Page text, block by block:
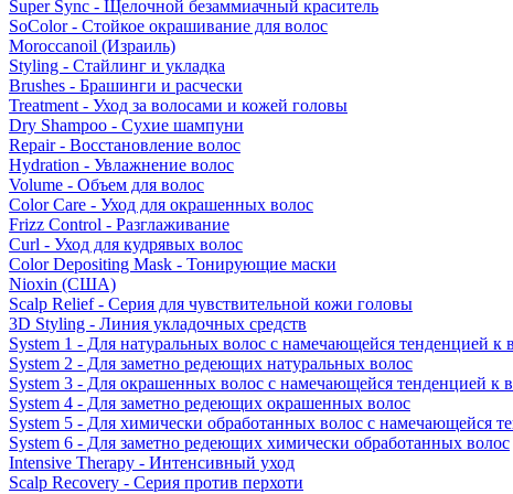
Super Sync - Щелочной безаммиачный краситель
SoColor - Стойкое окрашивание для волос
Moroccanoil (Израиль)
Styling - Стайлинг и укладка
Brushes - Брашинги и расчески
Treatment - Уход за волосами и кожей головы
Dry Shampoo - Сухие шампуни
Repair - Восстановление волос
Hydration - Увлажнение волос
Volume - Объем для волос
Color Care - Уход для окрашенных волос
Frizz Control - Разглаживание
Curl - Уход для кудрявых волос
Color Depositing Mask - Тонирующие маски
Nioxin (США)
Scalp Relief - Серия для чувствительной кожи головы
3D Styling - Линия укладочных средств
System 1 - Для натуральных волос с намечающейся тенденцией
System 2 - Для заметно редеющих натуральных волос
System 3 - Для окрашенных волос с намечающейся тенденцией к
System 4 - Для заметно редеющих окрашенных волос
System 5 - Для химически обработанных волос с намечающейся
System 6 - Для заметно редеющих химически обработанных волос
Intensive Therapy - Интенсивный уход
Scalp Recovery - Серия против перхоти